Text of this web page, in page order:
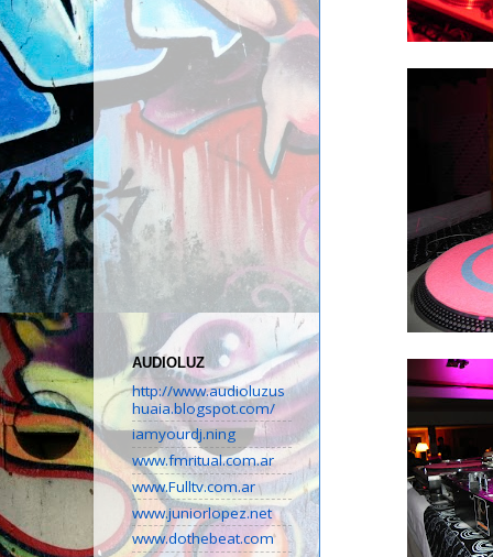
AUDIOLUZ
http://www.audioluzus
huaia.blogspot.com/
iamyourdj.ning
www.fmritual.com.ar
www.Fulltv.com.ar
www.juniorlopez.net
www.dothebeat.com